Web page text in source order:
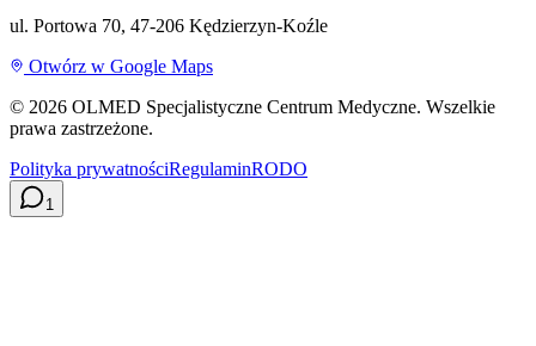
ul. Portowa 70, 47-206 Kędzierzyn-Koźle
Otwórz w Google Maps
© 2026 OLMED Specjalistyczne Centrum Medyczne. Wszelkie
prawa zastrzeżone.
Polityka prywatnościRegulaminRODO
1